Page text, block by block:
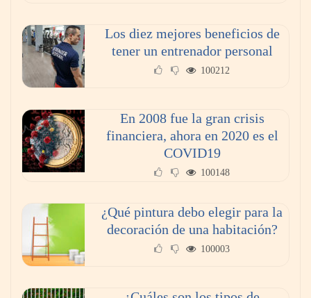
Los diez mejores beneficios de
tener un entrenador personal
100212
En 2008 fue la gran crisis
financiera, ahora en 2020 es el
COVID19
100148
¿Qué pintura debo elegir para la
decoración de una habitación?
100003